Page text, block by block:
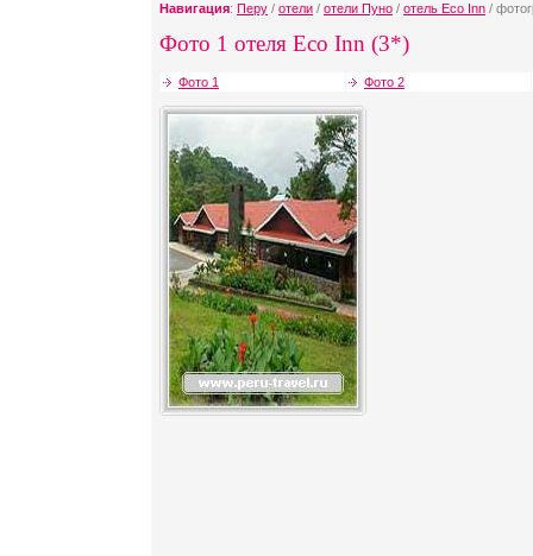
Навигация: Перу / отели / отели Пуно / отель Eco Inn /
Фото 1 отеля Eco Inn (3*)
Фото 1 Фото 2